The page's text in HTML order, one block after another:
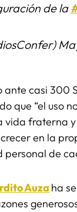
de la
casi 300
que “el uso
vida fraterna
en la
de
Auza ha